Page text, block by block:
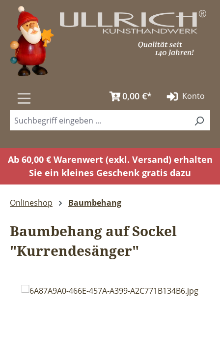
Zum Hauptinhalt springen
0,00 €* Konto
Ab 60,00 € Warenwert (exkl. Versand) erhalten
Sie ein kleines Geschenk gratis dazu
Onlineshop Baumbehang
Baumbehang auf Sockel
"Kurrendesänger"
Bildergalerie überspringen